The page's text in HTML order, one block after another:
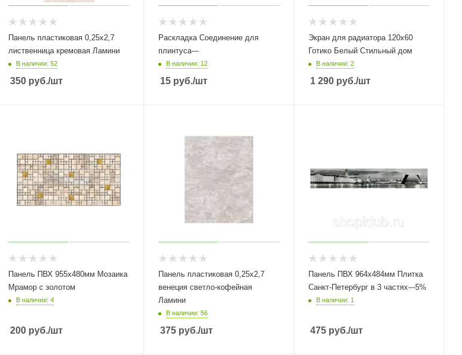
Панель пластиковая 0,25х2,7
лиственница кремовая Ламини
В наличии: 52
350 руб./шт
Раскладка Соединение для
плинтуса---
В наличии: 12
15 руб./шт
Экран для радиатора 120х60
Готико Белый Стильный дом
В наличии: 2
1 290 руб./шт
Панель ПВХ 955х480мм Мозаика
Мрамор с золотом
В наличии: 4
200 руб./шт
Панель пластиковая 0,25х2,7
венеция светло-кофейная
Ламини
В наличии: 56
375 руб./шт
Панель ПВХ 964х484мм Плитка
Санкт-Петербург в 3 частях---5%
В наличии: 1
475 руб./шт